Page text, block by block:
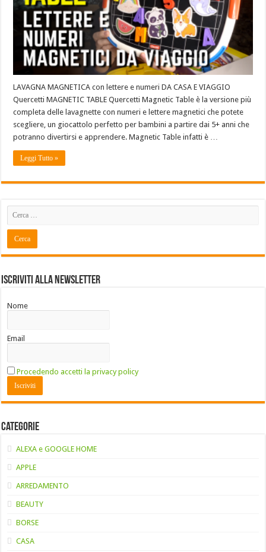
LAVAGNA MAGNETICA con lettere e numeri DA CASA E VIAGGIO
Quercetti MAGNETIC TABLE Quercetti Magnetic Table è la versione più
completa delle lavagnette con numeri e lettere magnetici che potete
scegliere, un giocattolo perfetto per bambini a partire dai 5+ anni che
potranno divertirsi e apprendere. Magnetic Table infatti è …
Leggi Tutto »
Iscriviti alla Newsletter
Nome
Email
Procedendo accetti la privacy policy
Categorie
ALEXA e GOOGLE HOME
APPLE
ARREDAMENTO
BEAUTY
BORSE
CASA